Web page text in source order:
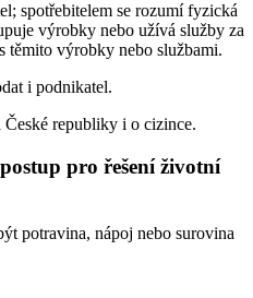
spotřebitelem se rozumí fyzická
výrobky nebo užívá služby za
těmito výrobky nebo službami.
i podnikatel.
České republiky i o cizince.
pro řešení životní
potravina, nápoj nebo surovina